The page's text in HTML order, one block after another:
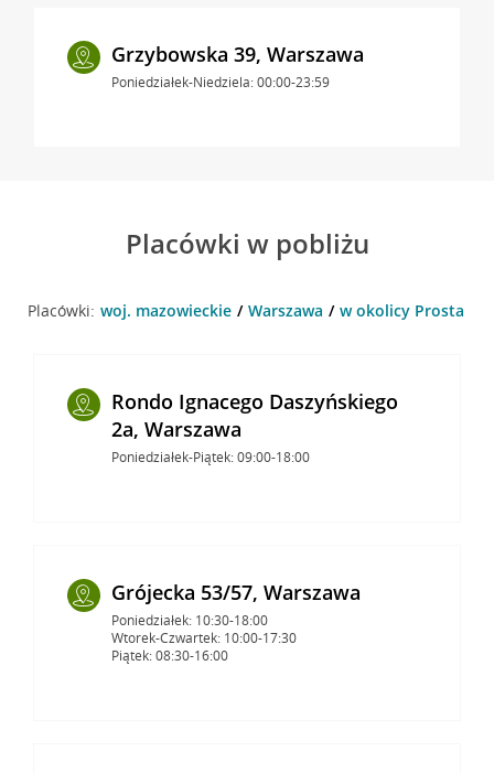
Grzybowska 39, Warszawa
Poniedziałek-Niedziela: 00:00-23:59
Placówki w pobliżu
Placówki: woj. mazowieckie Warszawa w okolicy Prosta 20
Rondo Ignacego Daszyńskiego
2a, Warszawa
Poniedziałek-Piątek: 09:00-18:00
Grójecka 53/57, Warszawa
Poniedziałek: 10:30-18:00
Wtorek-Czwartek: 10:00-17:30
Piątek: 08:30-16:00